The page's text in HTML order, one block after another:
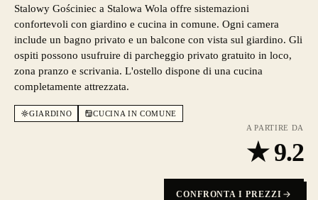
Stalowy Gościniec a Stalowa Wola offre sistemazioni
confortevoli con giardino e cucina in comune. Ogni camera
include un bagno privato e un balcone con vista sul giardino. Gli
ospiti possono usufruire di parcheggio privato gratuito in loco,
zona pranzo e scrivania. L'ostello dispone di una cucina
completamente attrezzata.
GIARDINO
CUCINA IN COMUNE
A PARTIRE DA
★9.2
CONFRONTA I PREZZI